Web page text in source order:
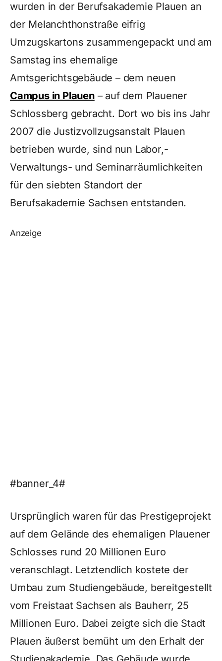
wurden in der Berufsakademie Plauen an
der Melanchthonstraße eifrig
Umzugskartons zusammengepackt und am
Samstag ins ehemalige
Amtsgerichtsgebäude – dem neuen
Campus in Plauen– auf dem Plauener
Schlossberg gebracht. Dort wo bis ins Jahr
2007 die Justizvollzugsanstalt Plauen
betrieben wurde, sind nun Labor,-
Verwaltungs- und Seminarräumlichkeiten
für den siebten Standort der
Berufsakademie Sachsen entstanden.
Anzeige
#banner_4#
Ursprünglich waren für das Prestigeprojekt
auf dem Gelände des ehemaligen Plauener
Schlosses rund 20 Millionen Euro
veranschlagt. Letztendlich kostete der
Umbau zum Studiengebäude, bereitgestellt
vom Freistaat Sachsen als Bauherr, 25
Millionen Euro. Dabei zeigte sich die Stadt
Plauen äußerst bemüht um den Erhalt der